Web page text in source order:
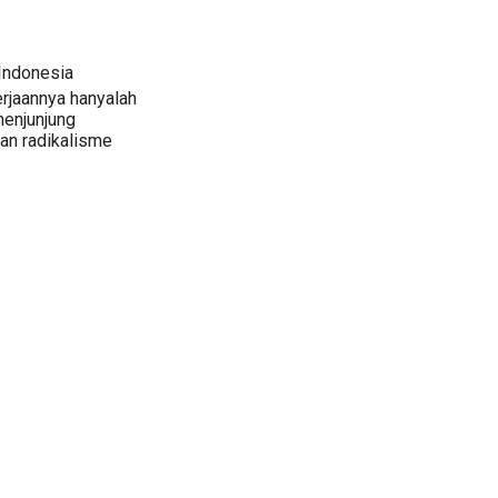
hanyalah
radikalisme